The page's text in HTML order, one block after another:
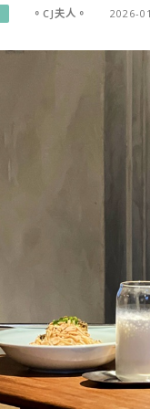
。CJ夫人。 2026-